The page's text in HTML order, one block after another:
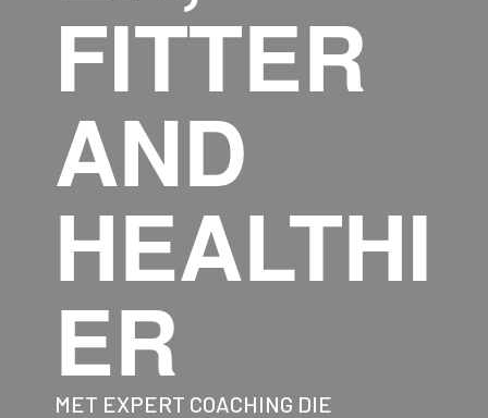
FITTER
AND
HEALTHI
ER​​
MET EXPERT COACHING DIE